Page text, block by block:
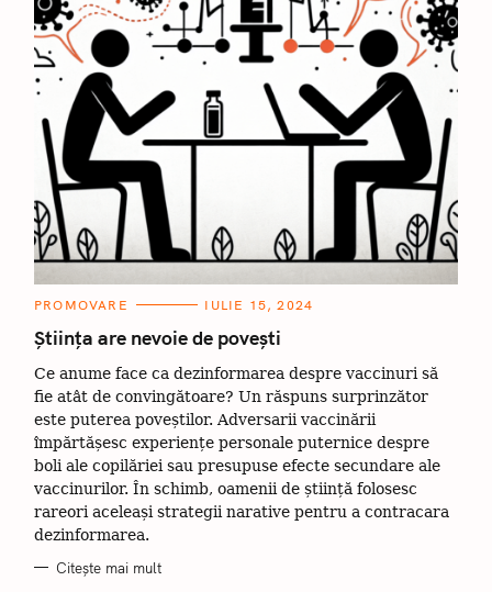
C
T
E
O
R
I
I
PROMOVARE IULIE 15, 2024
Știința are nevoie de povești
Ce anume face ca dezinformarea despre vaccinuri să
fie atât de convingătoare? Un răspuns surprinzător
este puterea poveștilor. Adversarii vaccinării
împărtășesc experiențe personale puternice despre
boli ale copilăriei sau presupuse efecte secundare ale
vaccinurilor. În schimb, oamenii de știință folosesc
rareori aceleași strategii narative pentru a contracara
dezinformarea.
Citește mai mult